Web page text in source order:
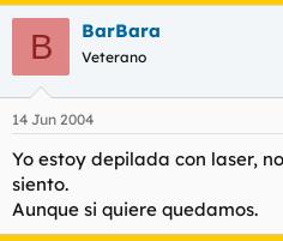
B BarBara
Veterano
14 Jun 2004
Yo estoy depilada con laser,
siento.
Aunque si quiere quedamos.